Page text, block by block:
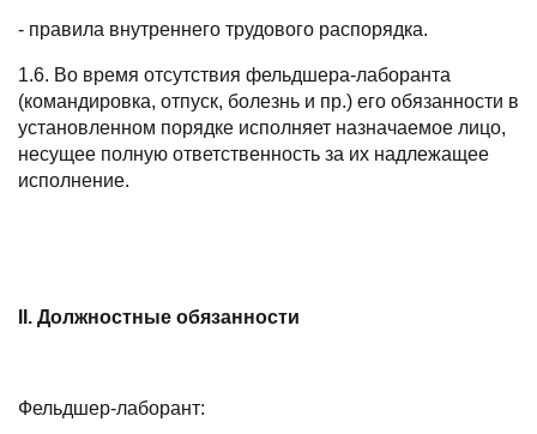
- правила внутреннего трудового распорядка.
1.6. Во время отсутствия фельдшера-лаборанта
(командировка, отпуск, болезнь и пр.) его обязанности в
установленном порядке исполняет назначаемое лицо,
несущее полную ответственность за их надлежащее
исполнение.
II. Должностные обязанности
Фельдшер-лаборант: